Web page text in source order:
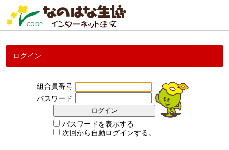
ログイン
組合員番号
パスワード
パスワードを表示する
次回から自動ログインする。